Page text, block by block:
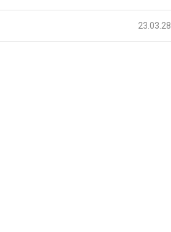
23.03.28